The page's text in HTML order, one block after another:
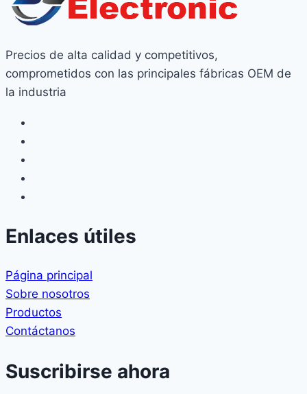
Precios de alta calidad y competitivos,
comprometidos con las principales fábricas OEM de
la industria
Enlaces útiles
Página principal
Sobre nosotros
Productos
Contáctanos
Suscribirse ahora